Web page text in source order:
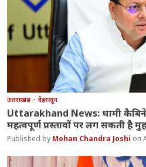
उत्तराखंड देहरादून
Uttarakhand News: धामी
महत्वपूर्ण प्रस्तावों पर लग सकती है
Mohan Chandra Joshi